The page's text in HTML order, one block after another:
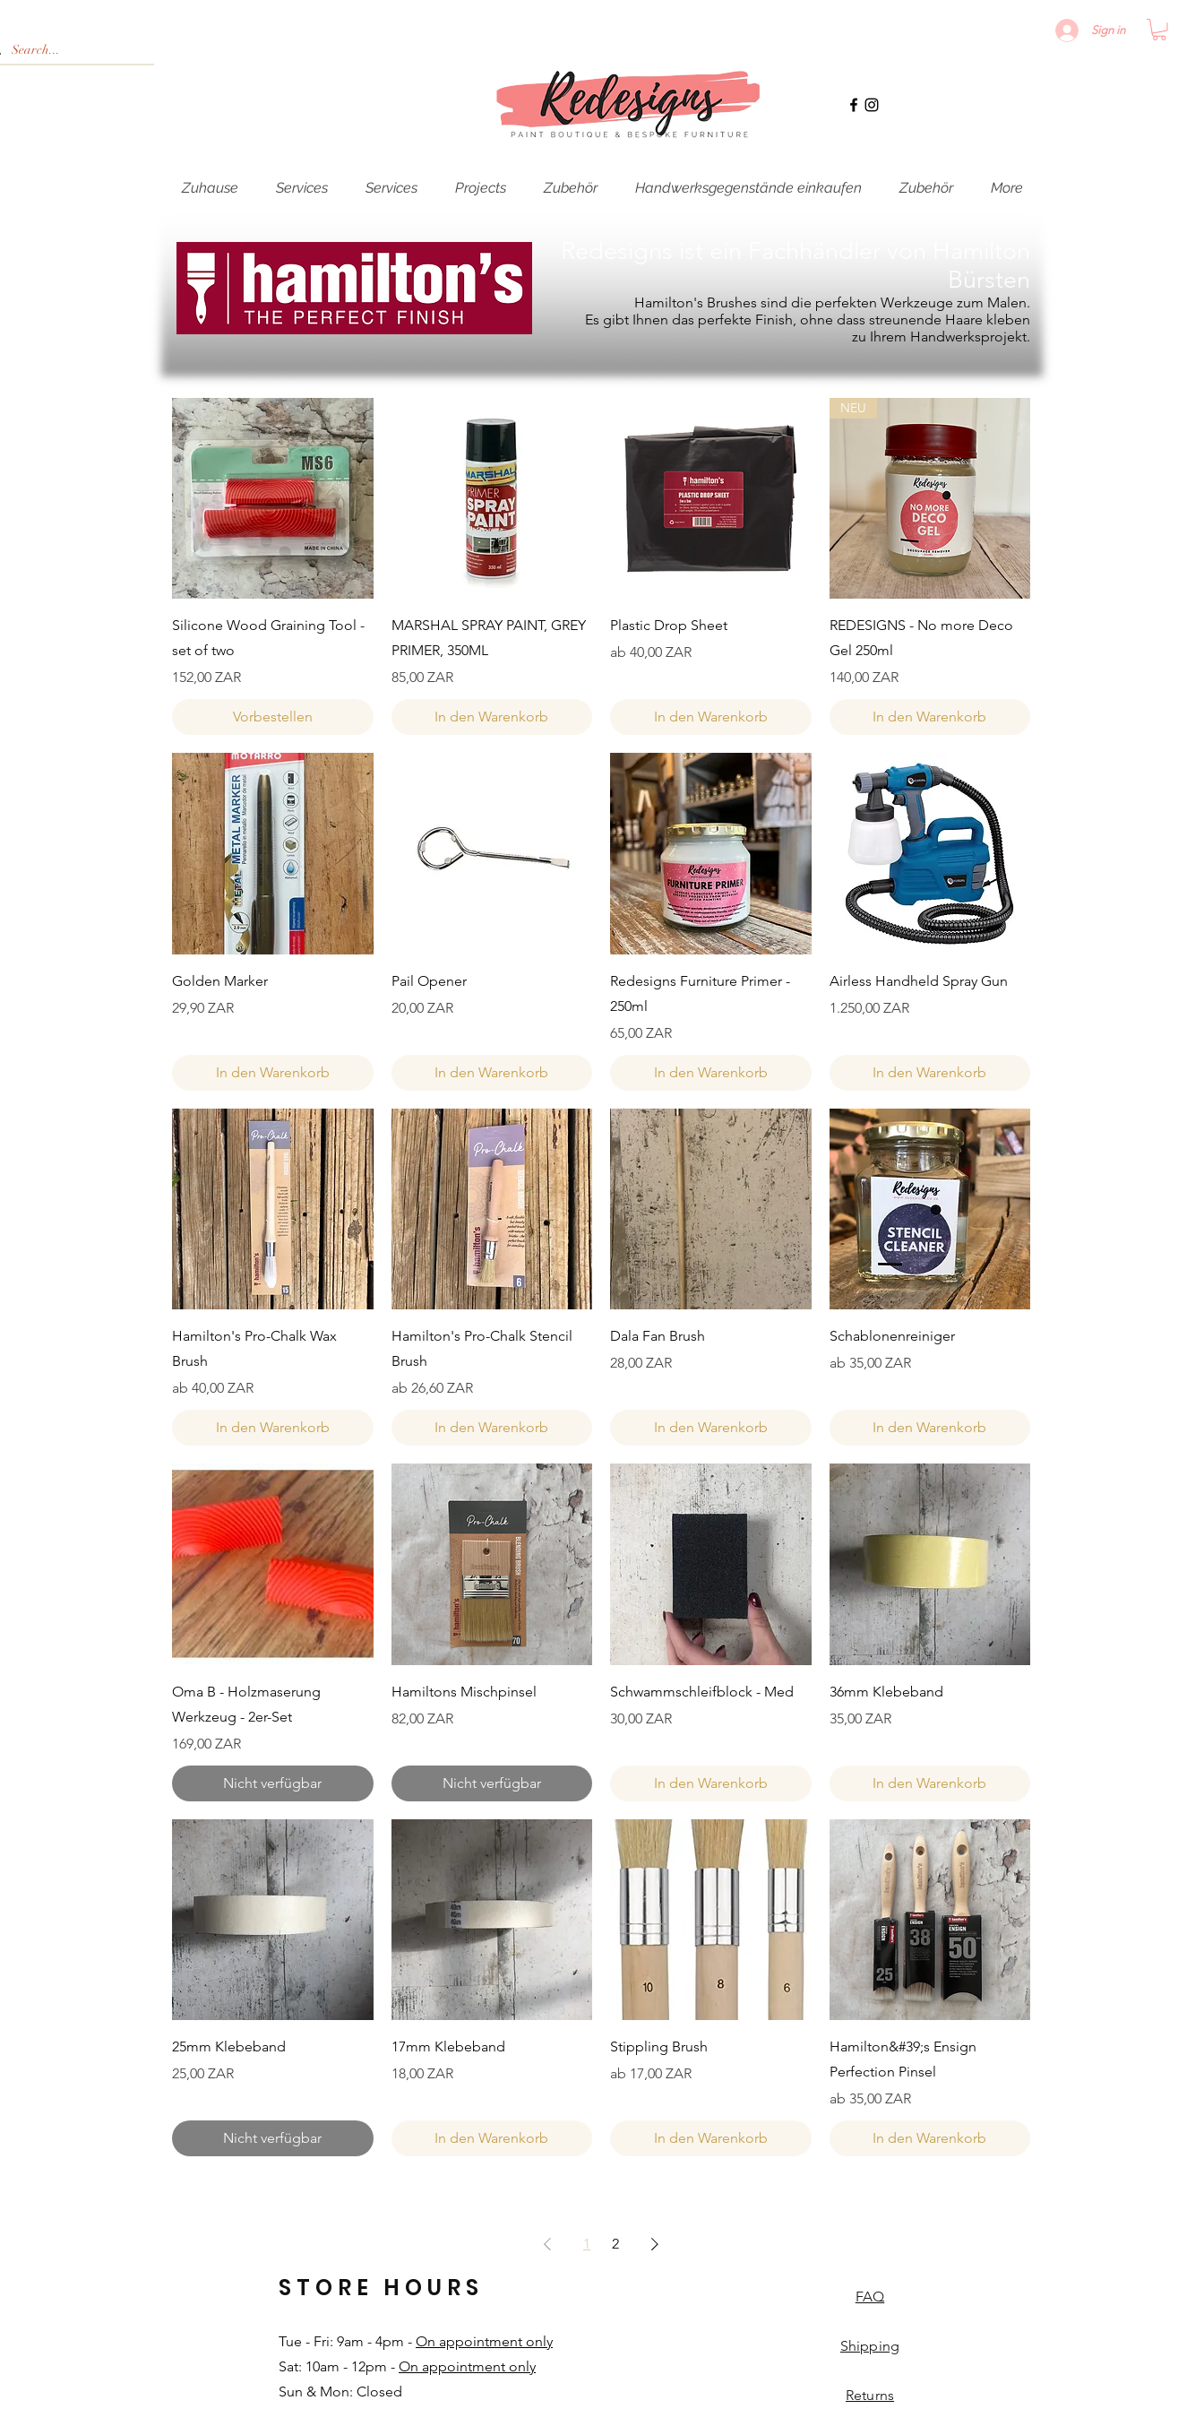
Sign in
Zuhause Services Services Projects Zubehör Handwerksgegenstände einkaufen Zubehör More
Bürsten
Hamilton's Brushes sind die perfekten Werkzeuge zum Malen.
Es gibt Ihnen das perfekte Finish, ohne dass streunende Haare kleben
zu Ihrem Handwerksprojekt.
Schnellansicht
Silicone Wood Graining Tool -
set of two
Preis
152,00 ZAR
Vorbestellen
Schnellansicht
MARSHAL SPRAY PAINT, GREY
PRIMER, 350ML
Preis
85,00 ZAR
In den Warenkorb
Schnellansicht
Plastic Drop Sheet
ab 40,00 ZAR
Sale-Preis
In den Warenkorb
Schnellansicht
NEU
REDESIGNS - No more Deco
Gel 250ml
Preis
140,00 ZAR
In den Warenkorb
Schnellansicht
Golden Marker
Preis
29,90 ZAR
In den Warenkorb
Schnellansicht
Pail Opener
Preis
20,00 ZAR
In den Warenkorb
Schnellansicht
Redesigns Furniture Primer -
250ml
Preis
65,00 ZAR
In den Warenkorb
Schnellansicht
Airless Handheld Spray Gun
Preis
1.250,00 ZAR
In den Warenkorb
Schnellansicht
Hamilton's Pro-Chalk Wax
Brush
ab 40,00 ZAR
Sale-Preis
In den Warenkorb
Schnellansicht
Hamilton's Pro-Chalk Stencil
Brush
ab 26,60 ZAR
Sale-Preis
In den Warenkorb
Schnellansicht
Dala Fan Brush
Preis
28,00 ZAR
In den Warenkorb
Schnellansicht
Schablonenreiniger
ab 35,00 ZAR
Sale-Preis
In den Warenkorb
Schnellansicht
Oma B - Holzmaserung
Werkzeug - 2er-Set
Preis
169,00 ZAR
Nicht verfügbar
Schnellansicht
Hamiltons Mischpinsel
Preis
82,00 ZAR
Nicht verfügbar
Schnellansicht
Schwammschleifblock - Med
Preis
30,00 ZAR
In den Warenkorb
Schnellansicht
36mm Klebeband
Preis
35,00 ZAR
In den Warenkorb
Schnellansicht
25mm Klebeband
Preis
25,00 ZAR
Nicht verfügbar
Schnellansicht
17mm Klebeband
Preis
18,00 ZAR
In den Warenkorb
Schnellansicht
Stippling Brush
ab 17,00 ZAR
Sale-Preis
In den Warenkorb
Schnellansicht
Hamilton&#39;s Ensign
Perfection Pinsel
ab 35,00 ZAR
Sale-Preis
In den Warenkorb
1 2
Tue - Fri: 9am - 4pm - On appointment only
Sat: 10am - 12pm - On appointment only
Sun & Mon: Closed​
STORE HOURS FAQ
Shipping
Returns